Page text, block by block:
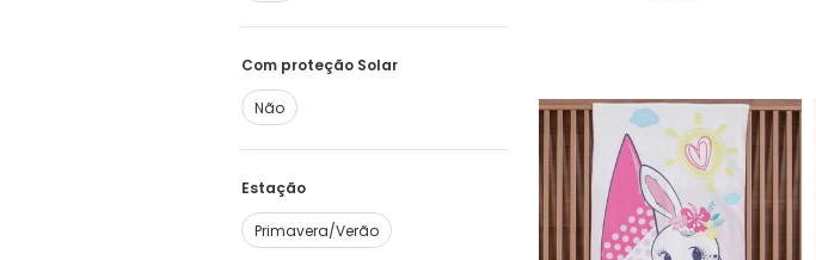
Com proteção Solar
Não
Estação
Primavera/Verão